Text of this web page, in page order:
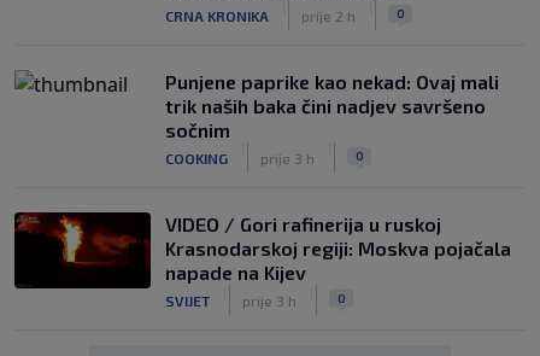
CRNA KRONIKA prije 2 h 0
Punjene paprike kao nekad: Ovaj mali
trik naših baka čini nadjev savršeno
sočnim
COOKING prije 3 h 0
VIDEO / Gori rafinerija u ruskoj
Krasnodarskoj regiji: Moskva pojačala
napade na Kijev
SVIJET prije 3 h 0